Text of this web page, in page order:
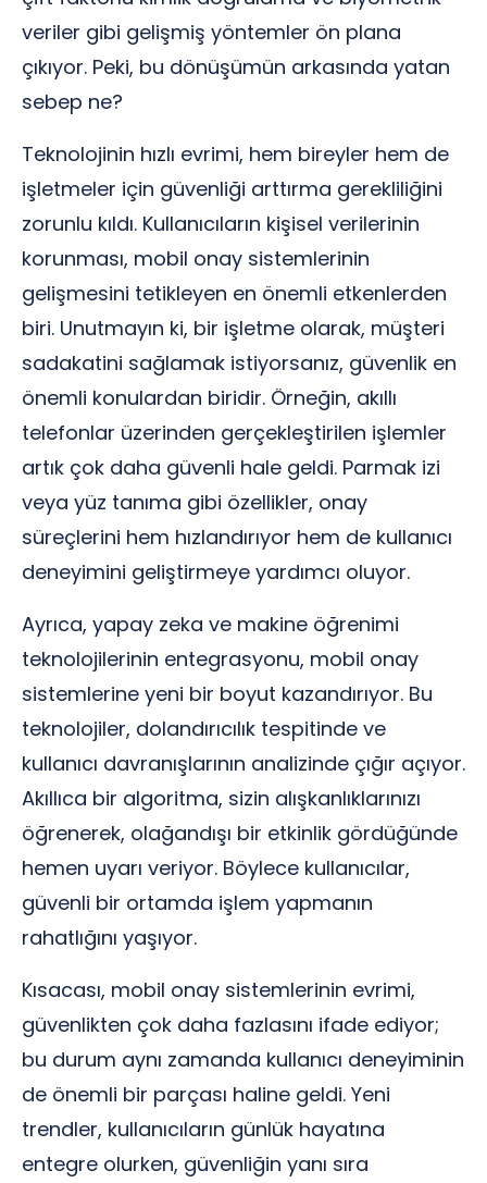
veriler gibi gelişmiş yöntemler ön plana
çıkıyor. Peki, bu dönüşümün arkasında yatan
sebep ne?
Teknolojinin hızlı evrimi, hem bireyler hem de
işletmeler için güvenliği arttırma gerekliliğini
zorunlu kıldı. Kullanıcıların kişisel verilerinin
korunması, mobil onay sistemlerinin
gelişmesini tetikleyen en önemli etkenlerden
biri. Unutmayın ki, bir işletme olarak, müşteri
sadakatini sağlamak istiyorsanız, güvenlik en
önemli konulardan biridir. Örneğin, akıllı
telefonlar üzerinden gerçekleştirilen işlemler
artık çok daha güvenli hale geldi. Parmak izi
veya yüz tanıma gibi özellikler, onay
süreçlerini hem hızlandırıyor hem de kullanıcı
deneyimini geliştirmeye yardımcı oluyor.
Ayrıca, yapay zeka ve makine öğrenimi
teknolojilerinin entegrasyonu, mobil onay
sistemlerine yeni bir boyut kazandırıyor. Bu
teknolojiler, dolandırıcılık tespitinde ve
kullanıcı davranışlarının analizinde çığır açıyor.
Akıllıca bir algoritma, sizin alışkanlıklarınızı
öğrenerek, olağandışı bir etkinlik gördüğünde
hemen uyarı veriyor. Böylece kullanıcılar,
güvenli bir ortamda işlem yapmanın
rahatlığını yaşıyor.
Kısacası, mobil onay sistemlerinin evrimi,
güvenlikten çok daha fazlasını ifade ediyor;
bu durum aynı zamanda kullanıcı deneyiminin
de önemli bir parçası haline geldi. Yeni
trendler, kullanıcıların günlük hayatına
entegre olurken, güvenliğin yanı sıra